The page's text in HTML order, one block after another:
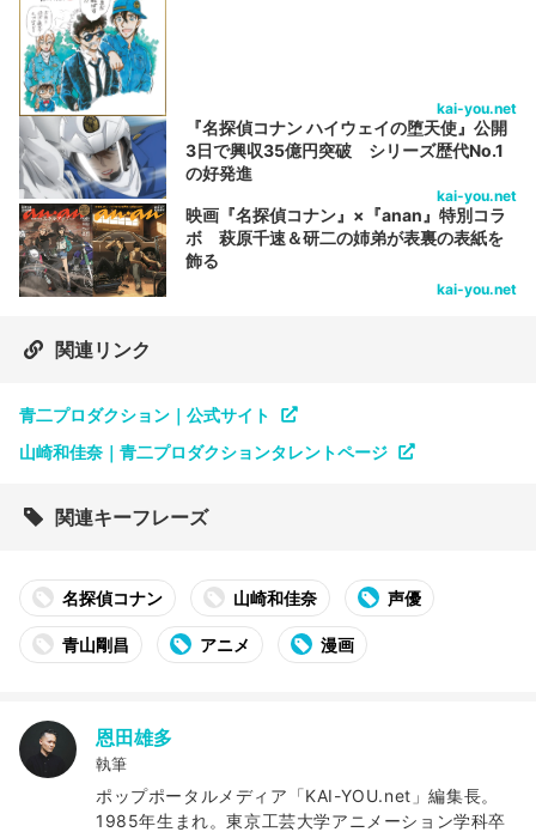
kai-you.net
『名探偵コナン ハイウェイの堕天使』公開
3日で興収35億円突破 シリーズ歴代No.1
の好発進
kai-you.net
映画『名探偵コナン』×『anan』特別コラ
ボ 萩原千速＆研二の姉弟が表裏の表紙を
飾る
kai-you.net
関連リンク
青二プロダクション｜公式サイト
山崎和佳奈｜青二プロダクションタレントページ
関連キーフレーズ
名探偵コナン 山崎和佳奈 声優
青山剛昌 アニメ 漫画
恩田雄多
執筆
ポップポータルメディア「KAI-YOU.net」編集長。
1985年生まれ。東京工芸大学アニメーション学科卒